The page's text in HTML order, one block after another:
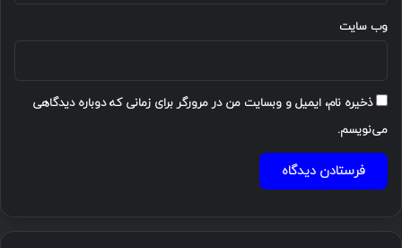
وب‌ سایت
ذخیره نام، ایمیل و وبسایت من در مرورگر برای زمانی که دوباره دیدگاهی
می‌نویسم.